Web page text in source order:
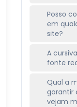
Posso
em
site?
A
fonte
Qual a
garantir
vejam